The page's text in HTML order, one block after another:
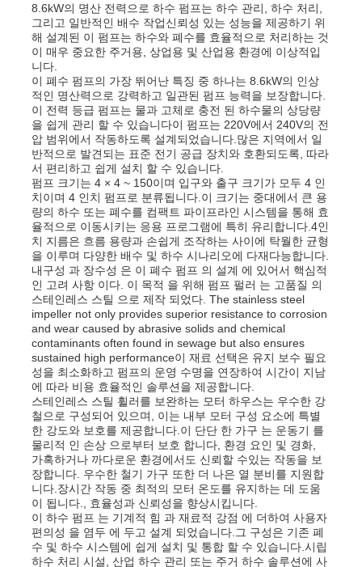
홈
제품 소개
동영상
회사 소개
8.6kW의 명산 전력으로 하수 펌프는 하수 관리, 하수 처리,
그리고 일반적인 배수 작업신뢰성 있는 성능을 제공하기 위
해 설계된 이 펌프는 하수와 폐수를 효율적으로 처리하는 것
이 매우 중요한 주거용, 상업용 및 산업용 환경에 이상적입
니다.
이 폐수 펌프의 가장 뛰어난 특징 중 하나는 8.6kW의 인상
적인 명산력으로 강력하고 일관된 펌프 능력을 보장합니다.
이 전력 등급 펌프는 물과 고체로 충전 된 하수물의 상당량
을 쉽게 관리 할 수 있습니다이 펌프는 220V에서 240V의 전
압 범위에서 작동하도록 설계되었습니다.많은 지역에서 일
반적으로 발견되는 표준 전기 공급 장치와 호환되도록, 따라
서 편리하고 쉽게 설치 할 수 있습니다.
펌프 크기는 4 × 4 ~ 150이며 입구와 출구 크기가 모두 4 인
치이며 4 인치 펌프로 분류됩니다.이 크기는 중대에서 큰 용
량의 하수 또는 폐수를 컴팩트 파이프라인 시스템을 통해 효
율적으로 이동시키는 응용 프로그램에 특히 유리합니다.4인
치 지름은 흐름 용량과 손쉽게 조작하는 사이에 탁월한 균형
을 이루며 다양한 배수 및 하수 시나리오에 다재다능합니다.
내구성 과 장수성 은 이 폐수 펌프 의 설계 에 있어서 핵심적
인 고려 사항 이다. 이 목적 을 위해 펌프 펄러 는 고품질 의
스테인레스 스틸 으로 제작 되었다. The stainless steel
impeller not only provides superior resistance to corrosion
and wear caused by abrasive solids and chemical
contaminants often found in sewage but also ensures
sustained high performance이 재료 선택은 유지 보수 필요
성을 최소화하고 펌프의 운영 수명을 연장하여 시간이 지남
에 따라 비용 효율적인 솔루션을 제공합니다.
스테인레스 스틸 휠러를 보완하는 모터 하우스는 우수한 강
철으로 구성되어 있으며, 이는 내부 모터 구성 요소에 특별
한 강도와 보호를 제공합니다.이 단단 한 가구 는 운동기 를
물리적 인 손상 으로부터 보호 합니다, 환경 요인 및 경화,
가혹하거나 까다로운 환경에서도 신뢰할 수있는 작동을 보
장합니다. 우수한 철기 가구 또한 더 나은 열 분비를 지원합
니다.장시간 작동 중 최적의 모터 온도를 유지하는 데 도움
이 됩니다., 효율성과 신뢰성을 향상시킵니다.
이 하수 펌프 는 기계적 힘 과 재료적 강점 에 더하여 사용자
편의성 을 염두 에 두고 설계 되었습니다.그 구성은 기존 폐
수 및 하수 시스템에 쉽게 설치 및 통합 할 수 있습니다.시립
하수 처리 시설, 산업 하수 관리 또는 주거 하수 솔루션에 사